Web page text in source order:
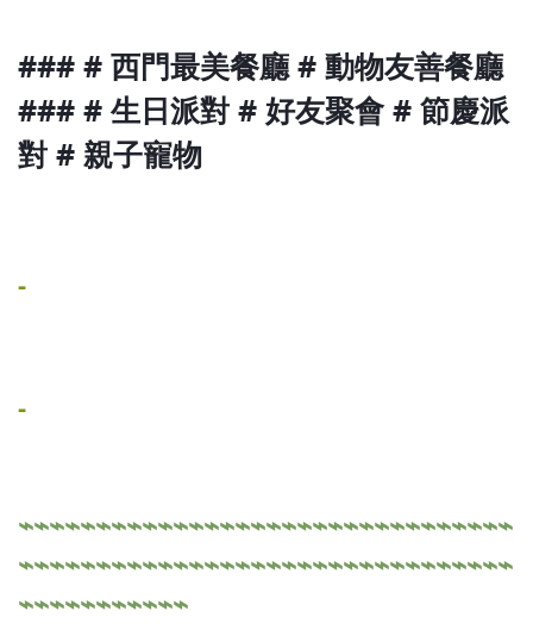
### # 西門最美餐廳 # 動物友善餐廳
### # 生日派對 # 好友聚會 # 節慶派
對 # 親子寵物
-
-
⌁⌁⌁⌁⌁⌁⌁⌁⌁⌁⌁⌁⌁⌁⌁⌁⌁⌁⌁⌁⌁⌁⌁⌁⌁⌁⌁⌁⌁⌁⌁⌁
⌁⌁⌁⌁⌁⌁⌁⌁⌁⌁⌁⌁⌁⌁⌁⌁⌁⌁⌁⌁⌁⌁⌁⌁⌁⌁⌁⌁⌁⌁⌁⌁
⌁⌁⌁⌁⌁⌁⌁⌁⌁⌁⌁